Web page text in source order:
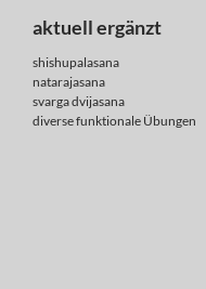
aktuell ergänzt
shishupalasana
natarajasana
svarga dvijasana
diversefunktionale Übungen